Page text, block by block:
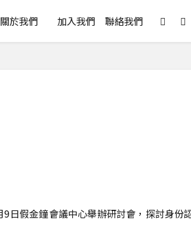
關於我們 加入我們 聯絡我們  
日假金鐘會議中心舉辦研討會，探討身份